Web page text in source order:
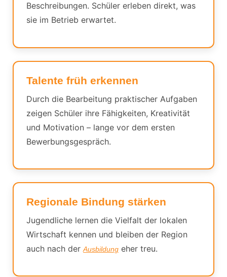
Beschreibungen. Schüler erleben direkt, was
sie im Betrieb erwartet.
Talente früh erkennen
Durch die Bearbeitung praktischer Aufgaben
zeigen Schüler ihre Fähigkeiten, Kreativität
und Motivation – lange vor dem ersten
Bewerbungsgespräch.
Regionale Bindung stärken
Jugendliche lernen die Vielfalt der lokalen
Wirtschaft kennen und bleiben der Region
auch nach der Ausbildung eher treu.